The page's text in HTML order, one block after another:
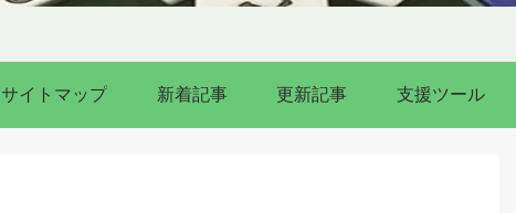
サイトマップ 新着記事 更新記事 支援ツール